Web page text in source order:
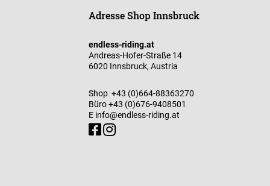
Adresse Shop Innsbruck
endless-riding.at
Andreas-Hofer-Straße 14
6020 Innsbruck, Austria
Shop +43 (0)664-88363270
Büro+43 (0)676-9408501
E info@endless-riding.at